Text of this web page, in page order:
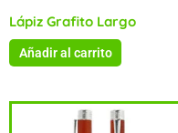
Lápiz Grafito Largo
Añadir al carrito